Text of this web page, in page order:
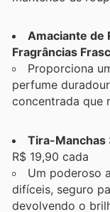
Amaciante de
Fragrâncias
Proporciona
perfume
concentrada que
Tira-Manchas
R$ 19,90 cada
Um poderoso
difíceis, seguro
devolvendo o